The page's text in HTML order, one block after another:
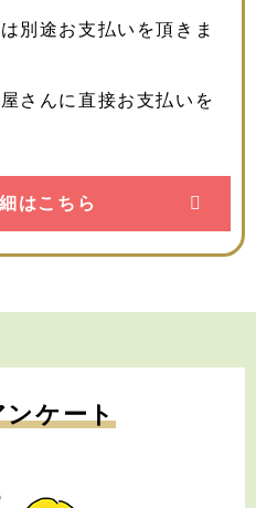
別途お支払いを頂きま
さんに直接お支払いを
はこちら
ンケート